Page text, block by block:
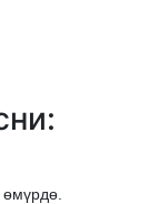
өмүрдө.